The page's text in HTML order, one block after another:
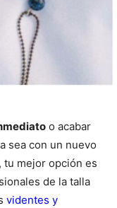
o acabar
sea con un nuevo
tu mejor opción es
de la talla
videntes y